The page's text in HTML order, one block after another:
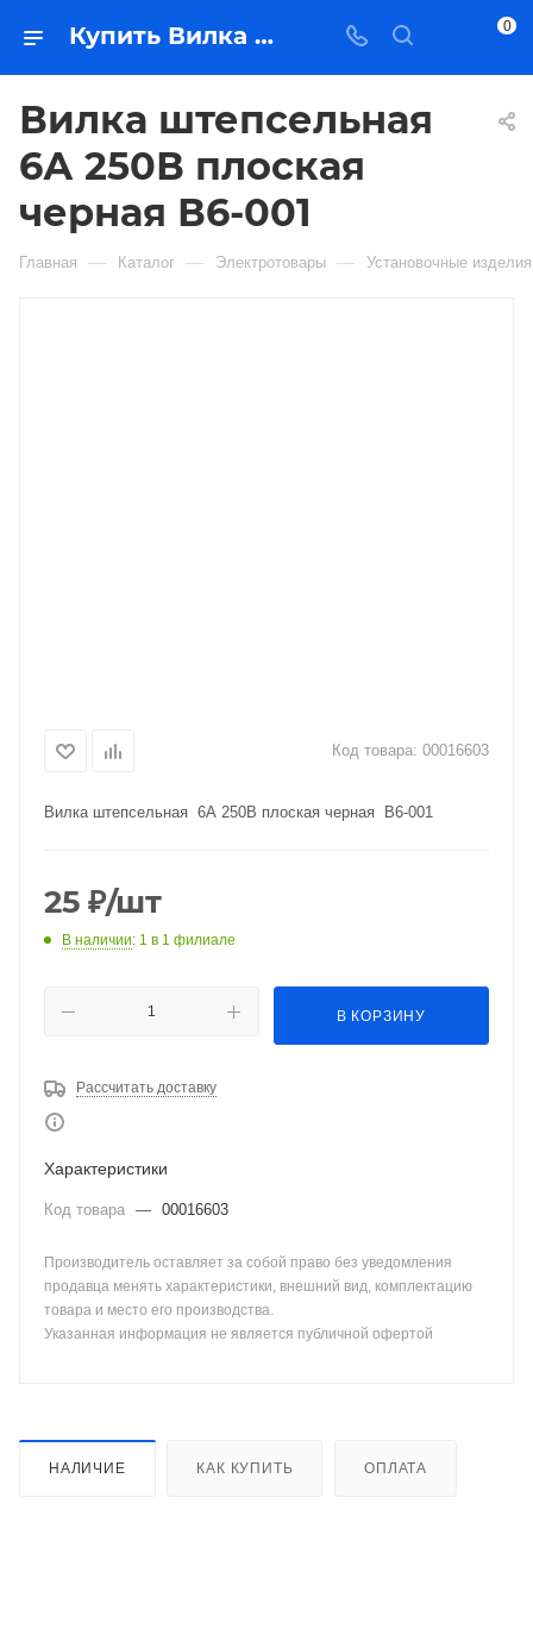
Купить Вилка штепсельная 6А 250В плоская черная В6-001 в Якутске — цена, характеристики, подбор | Востоктехторг 0
Вилка штепсельная
6А 250В плоская
черная В6-001
Главная — Каталог — Электротовары — Установочные изделия
Код товара: 00016603
Вилка штепсельная 6А 250В плоская черная В6-001
25 ₽/шт
В наличии: 1 в 1 филиале
В КОРЗИНУ
Рассчитать доставку
Характеристики
Код товара — 00016603
Производитель оставляет за собой право без уведомления
продавца менять характеристики, внешний вид, комплектацию
товара и место его производства.
Указанная информация не является публичной офертой
НАЛИЧИЕ КАК КУПИТЬ ОПЛАТА